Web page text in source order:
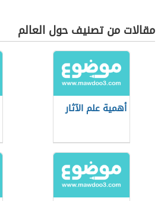
مقالات من تصنيف حول العالم
أهمية علم الآثار